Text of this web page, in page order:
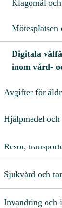
Klagomål
Mötesplatsen
Digitala
inom vård-
Avgifter för
Hjälpmedel och
Resor,
Sjukvård och
Invandring och